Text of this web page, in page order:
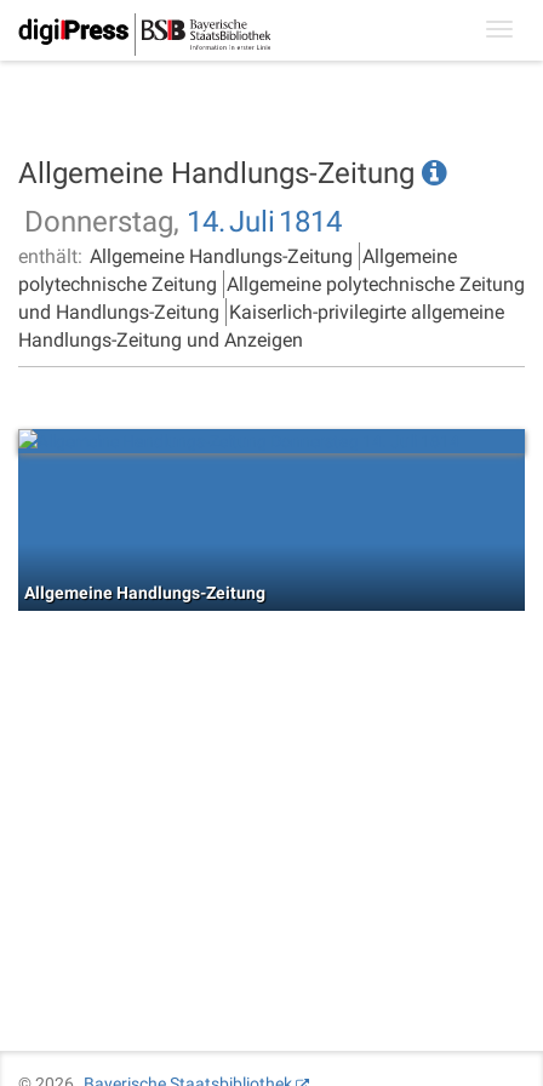
Allgemeine Handlungs-Zeitung
Donnerstag, 14.Juli 1814
enthält: Allgemeine Handlungs-Zeitung Allgemeine
polytechnische Zeitung Allgemeine polytechnische Zeitung
und Handlungs-Zeitung Kaiserlich-privilegirte allgemeine
Handlungs-Zeitung und Anzeigen
Allgemeine Handlungs-Zeitung